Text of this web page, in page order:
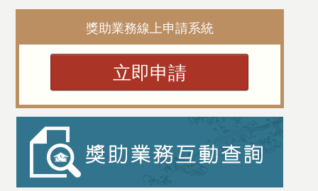
獎助業務線上申請系統
立即申請